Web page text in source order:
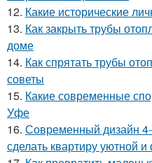
12. Какие исторические
13. Как закрыть трубы
доме
14. Как спрятать трубы
советы
15. Какие современные
Уфе
16. Современный дизайн
сделать квартиру уютной